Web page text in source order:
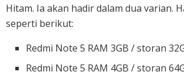
Hitam. Ia akan hadir dalam dua varian.
seperti berikut:
Redmi Note 5 RAM 3GB / storan
Redmi Note 5 RAM 4GB / storan